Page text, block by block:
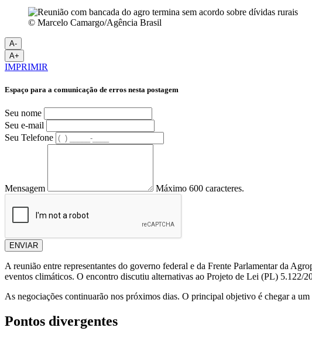
© Marcelo Camargo/Agência Brasil
A-
A+
IMPRIMIR
Espaço para a comunicação de erros nesta postagem
Seu nome
Seu e-mail
Seu Telefone
Mensagem Máximo 600 caracteres.
ENVIAR
A reunião entre representantes do governo federal e da Frente Parlamentar da
eventos climáticos. O encontro discutiu alternativas ao Projeto de Lei (PL) 5.122/
As negociações continuarão nos próximos dias. O principal objetivo é chegar a
Pontos divergentes